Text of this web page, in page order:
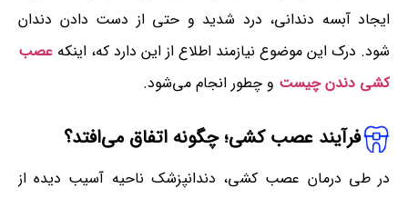
ایجاد آبسه دندانی، درد شدید و حتی از دست دادن دندان
شود. درک این موضوع نیازمند اطلاع از این دارد که، اینکه عصب
کشی دندن چیست و چطور انجام می‌شود.
فرآیند عصب کشی؛ چگونه اتفاق می‌افتد؟
در طی درمان عصب کشی، دندانپزشک ناحیه آسیب دیده از